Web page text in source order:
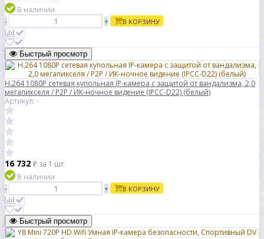
В наличии
-
+ В КОРЗИНУ
Быстрый просмотр
H.264 1080P сетевая купольная IP-камера с защитой от вандализма, 2,0
мегапикселя / P2P / ИК-ночное видение (IPCC-D22) (белый)
Артикул: -
16 732 ₽ за 1 шт
В наличии
-
+ В КОРЗИНУ
Быстрый просмотр